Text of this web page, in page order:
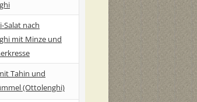
Salat nach
mit Minze und
Tahin und
(Ottolenghi)